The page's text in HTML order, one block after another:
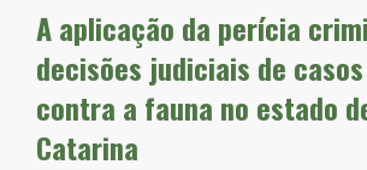
A aplicação da perícia
decisões judiciais de
contra a fauna no estado
Catarina